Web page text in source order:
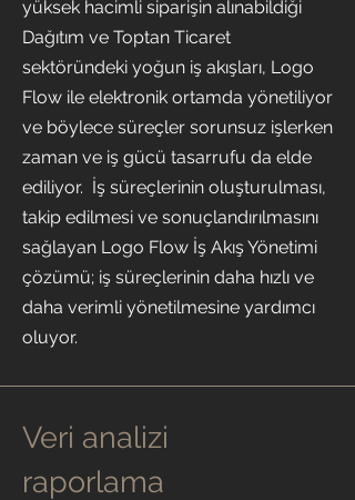
yüksek hacimli siparişin alınabildiği
Dağıtım ve Toptan Ticaret
sektöründeki yoğun iş akışları, Logo
Flow ile elektronik ortamda yönetiliyor
ve böylece süreçler sorunsuz işlerken
zaman ve iş gücü tasarrufu da elde
ediliyor. İş süreçlerinin oluşturulması,
takip edilmesi ve sonuçlandırılmasını
sağlayan Logo Flow İş Akış Yönetimi
çözümü; iş süreçlerinin daha hızlı ve
daha verimli yönetilmesine yardımcı
oluyor.
Veri analizi
raporlama